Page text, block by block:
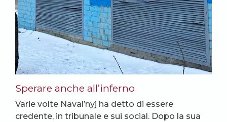
Sperare anche all’inferno
Varie volte Naval’nyj ha detto di essere
credente, in tribunale e sui social. Dopo la sua